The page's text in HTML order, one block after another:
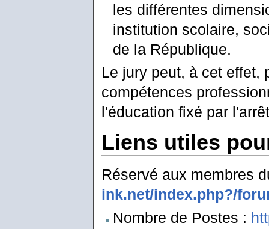
les différentes
institution scolaire,
de la République.
Le jury peut, à cet effet,
compétences
l'éducation fixé par
Liens utiles
Réservé aux membres
ink.net/index.php?/
Nombre de Postes :